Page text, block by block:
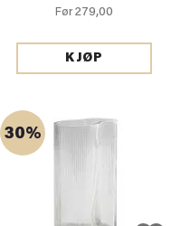
Før279,00
KJØP
30%